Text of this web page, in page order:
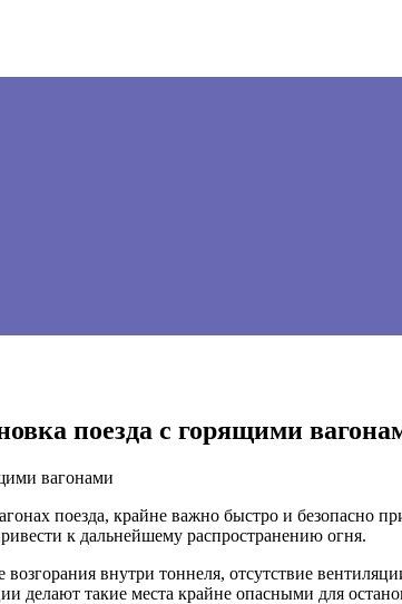
поезда с горящими
поезда, крайне важно быстро и безопасно
к дальнейшему распространению огня.
возгорания внутри тоннеля, отсутствие
делают такие места крайне опасными для